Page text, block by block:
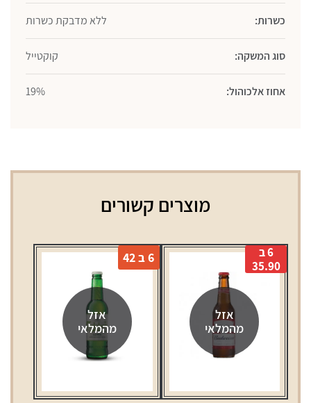
כשרות: ללא מדבקת כשרות
סוג המשקה: קוקטייל
אחוז אלכוהול: 19%
מוצרים קשורים
אזל
מהמלאי
6 ב
35.90
אזל
מהמלאי
6 ב 42